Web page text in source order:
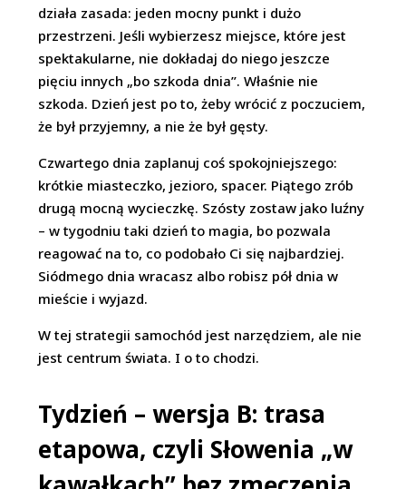
działa zasada: jeden mocny punkt i dużo
przestrzeni. Jeśli wybierzesz miejsce, które jest
spektakularne, nie dokładaj do niego jeszcze
pięciu innych „bo szkoda dnia”. Właśnie nie
szkoda. Dzień jest po to, żeby wrócić z poczuciem,
że był przyjemny, a nie że był gęsty.
Czwartego dnia zaplanuj coś spokojniejszego:
krótkie miasteczko, jezioro, spacer. Piątego zrób
drugą mocną wycieczkę. Szósty zostaw jako luźny
– w tygodniu taki dzień to magia, bo pozwala
reagować na to, co podobało Ci się najbardziej.
Siódmego dnia wracasz albo robisz pół dnia w
mieście i wyjazd.
W tej strategii samochód jest narzędziem, ale nie
jest centrum świata. I o to chodzi.
Tydzień – wersja B: trasa
etapowa, czyli Słowenia „w